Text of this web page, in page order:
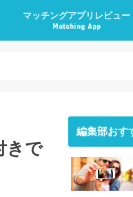
マッチングアプリレビュー
Matching App
きで
編集部おす